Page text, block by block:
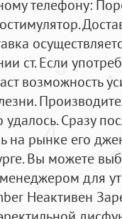
телефону:
ст. Если
возможность
Сразу
на рынке его
Вы можете
для
Неактивен